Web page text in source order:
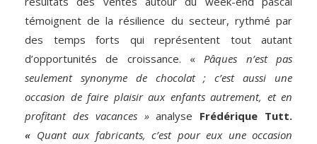
témoignent de la résilience du secteur, rythmé par
des temps forts qui représentent tout autant
d’opportunités de croissance. « Pâques n’est pas
seulement synonyme de chocolat ; c’est aussi une
occasion de faire plaisir aux enfants autrement, et en
profitant des vacances »analyse Frédérique Tutt.
« Quant aux fabricants, c’est pour eux une occasion